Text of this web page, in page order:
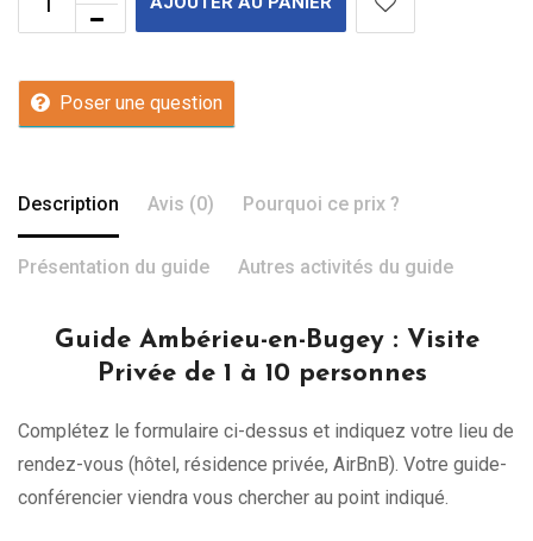
Poser une question
Description Avis (0) Pourquoi ce prix ?
Présentation du guide Autres activités du guide
Guide Ambérieu-en-Bugey : Visite
Privée de 1 à 10 personnes
Complétez le formulaire ci-dessus et indiquez votre lieu de
rendez-vous (hôtel, résidence privée, AirBnB). Votre guide-
conférencier viendra vous chercher au point indiqué.